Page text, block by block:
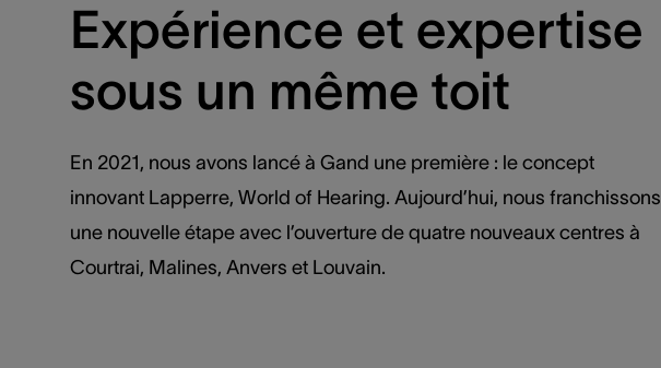
Expérience et expertise
sous un même toit
En 2021, nous avons lancé à Gand une première : le concept
innovant Lapperre, World of Hearing. Aujourd’hui, nous franchissons
une nouvelle étape avec l’ouverture de quatre nouveaux centres à
Courtrai, Malines, Anvers et Louvain.